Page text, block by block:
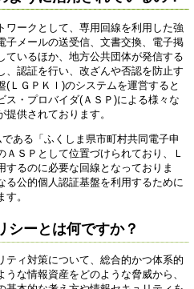
ークとして、専用回線を利用した強
子メールの送受信、文書交換、電子掲
ているほか、地方公共団体が発信する
、認証を行い、改ざんや否認を防止す
ＬＧＰＫＩ)のシステムを運営すると
ス・プロバイダ(ＡＳＰ)による様々な
供されております。
ある「ふくしま県市町村共同電子申
ＳＰとして位置づけられており、Ｌ
するのに必要な回線となっておりま
る公的個人認証基盤を利用するために
。
ーとは何ですか？
ィ対策について、総合的かつ体系的
な情報資産をどのような脅威から、